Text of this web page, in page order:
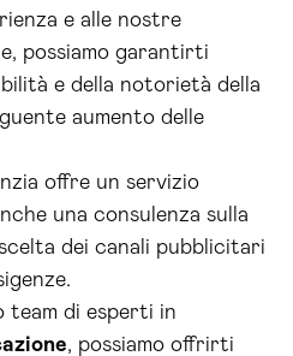
e alle nostre
possiamo garantirti
e della notorietà della
aumento delle
offre un servizio
una consulenza sulla
dei canali pubblicitari
team di esperti in
, possiamo offrirti